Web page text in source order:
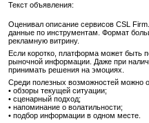
Текст объявления:
Оценивал описание сервисов CSL
данные по инструментам. Формат
рекламную витрину.
Если коротко, платформа может быть
рыночной информации. Даже при
принимать решения на эмоциях.
Среди полезных возможностей можно
• обзоры текущей ситуации;
• сценарный подход;
• напоминание о волатильности;
• подбор информации в одном месте.